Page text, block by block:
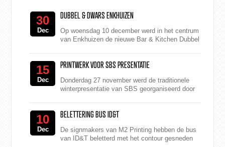
30
Dec
DUBBEL & DWARS ENKHUIZEN
Op woensdag 10 december werd in het centrum
van Enkhuizen de nieuwe Bar & Kitchen Dubbel
15
Dec
PRINTWERK VOOR SBS PRESENTATIE
Donderdag 27 november werd de traditionele
winterpresentatie van SBS georganiseerd door
10
Dec
BELETTERING BUS ID&T
De signmakers van M2 Printing hebben de bus
van ID&T beletterd met het contour gesneden